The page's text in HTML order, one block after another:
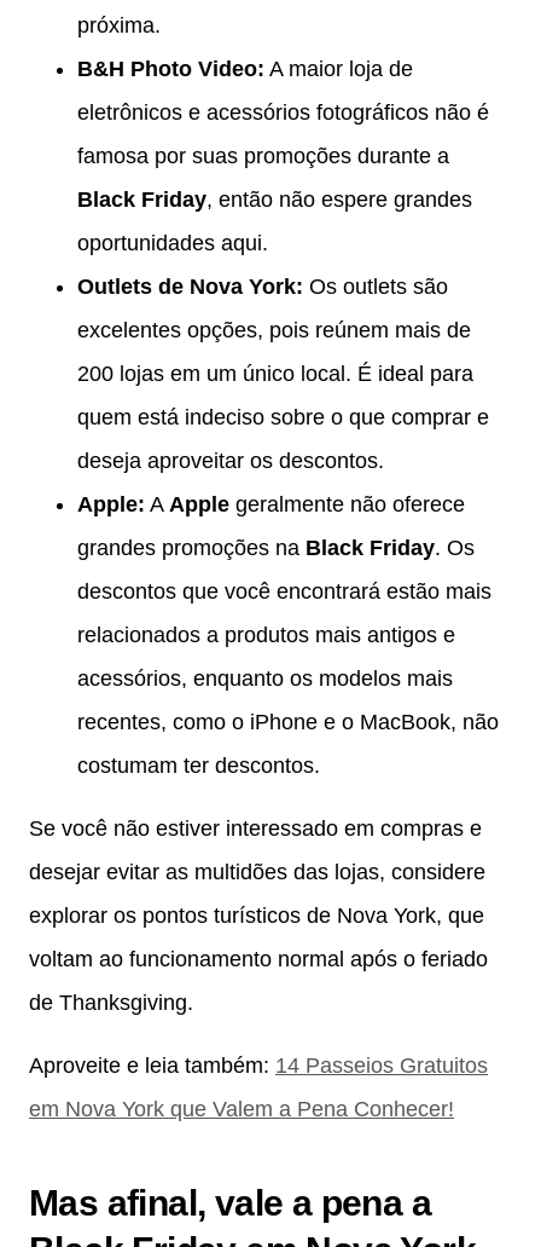
próxima.
B&H Photo Video: A maior loja de
eletrônicos e acessórios fotográficos não é
famosa por suas promoções durante a
Black Friday, então não espere grandes
oportunidades aqui.
Outlets de Nova York: Os outlets são
excelentes opções, pois reúnem mais de
200 lojas em um único local. É ideal para
quem está indeciso sobre o que comprar e
deseja aproveitar os descontos.
Apple: A Apple geralmente não oferece
grandes promoções na Black Friday. Os
descontos que você encontrará estão mais
relacionados a produtos mais antigos e
acessórios, enquanto os modelos mais
recentes, como o iPhone e o MacBook, não
costumam ter descontos.
Se você não estiver interessado em compras e
desejar evitar as multidões das lojas, considere
explorar os pontos turísticos de Nova York, que
voltam ao funcionamento normal após o feriado
de Thanksgiving.
Aproveite e leia também: 14 Passeios Gratuitos
em Nova York que Valem a Pena Conhecer!
Mas afinal, vale a pena a